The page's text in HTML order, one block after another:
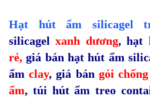
Hạt hút ẩm silicagel
silicagelxanh dương,hạt
rẻ, giá bán hạt hút ẩm
ẩmclay, giá bán gói
ẩm, túi hút ẩm treo